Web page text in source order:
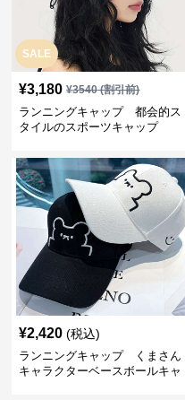
SALE
¥3,180 ¥3540(割引前)
ランニングキャップ 都会的ス
タイルのスポーツキャップ
¥2,420 (税込)
ランニングキャップ くまさん
キャラクターベースボールキャ